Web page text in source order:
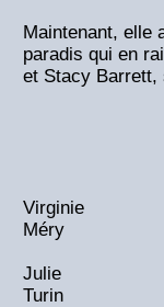
Maintenant, elle
paradis qui en
et Stacy Barrett,
Virginie
Méry
Julie
Turin